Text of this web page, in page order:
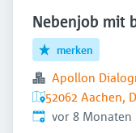
Nebenjob mit
merken
Apollon
52062 Aachen,
Veröffentlicht:
vor 8 Monaten